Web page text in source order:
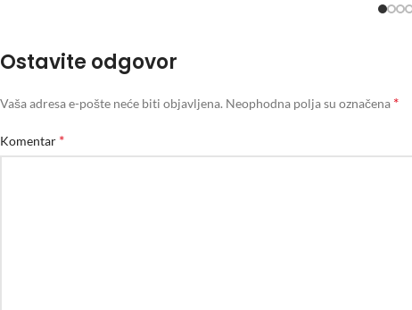
Ostavite odgovor
Vaša adresa e-pošte neće biti objavljena. Neophodna polja su označena *
Komentar *